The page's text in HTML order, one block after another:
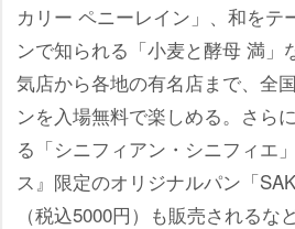
カリー ペニーレイン」、和をテ
ンで知られる「小麦と酵母 満」
気店から各地の有名店まで、全
ンを入場無料で楽しめる。さら
る「シニフィアン・シニフィエ
ス』限定のオリジナルパン「
（税込5000円）も販売されるな